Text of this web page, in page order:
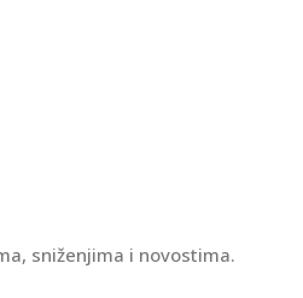
sniženjima i novostima.